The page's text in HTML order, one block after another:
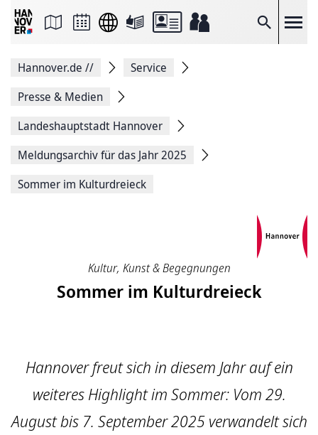
Suche
Seite
Facebook
teilen
Seitenlink
Seite
Hannover.de //
Service
Presse & Medien
Landeshauptstadt Hannover
Meldungsarchiv für das Jahr 2025
Sommer im Kulturdreieck
Kultur, Kunst & Begegnungen
Sommer im Kulturdreieck
Hannover freut sich in diesem Jahr auf ein
weiteres Highlight im Sommer: Vom 29.
August bis 7. September 2025 verwandelt sich